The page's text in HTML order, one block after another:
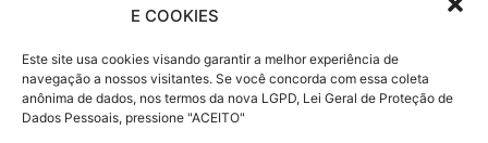
E COOKIES
Este site usa cookies visando garantir a melhor experiência de
navegação a nossos visitantes. Se você concorda com essa coleta
anônima de dados, nos termos da nova LGPD, Lei Geral de Proteção de
Dados Pessoais, pressione "ACEITO"
peça via
WhatsApp